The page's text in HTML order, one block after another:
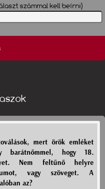
számmal kell beírni)
mert örök emléket
barátnőmmel, hogy 18.
Nem feltűnő helyre
vagy szöveget. A
az?